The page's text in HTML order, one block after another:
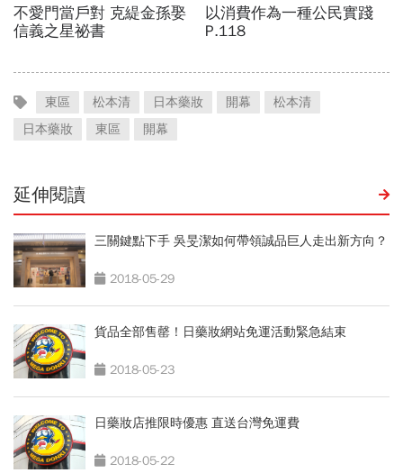
東區 松本清 日本藥妝 開幕
松本清
日本藥妝
東區 開幕
延伸閱讀
三關鍵點下手 吳旻潔如何帶領誠品巨人走出新方向？
2018-05-29
貨品全部售罄！日藥妝網站免運活動緊急結束
2018-05-23
日藥妝店推限時優惠 直送台灣免運費
2018-05-22